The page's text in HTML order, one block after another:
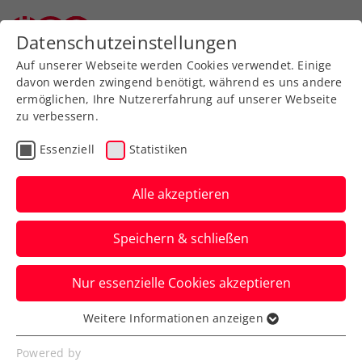
Zurück zur Newsübersicht
Turniere
Generali Open Kitzbühel:
Erster ATP-Sieg für
Misolic beim Kitz-Debüt,
auch Rodionov weiter
Für Letzteren ist es ebenfalls das erste
Hauptfeld-Erfolgserlebnis beim ATP-250-
Turnier in Tirol.
Datenschutzeinstellungen
Auf unserer Webseite werden Cookies verwendet. Einige
davon werden zwingend benötigt, während es uns andere
ermöglichen, Ihre Nutzererfahrung auf unserer Webseite
zu verbessern.
Essenziell Statistiken
Alle akzeptieren
Speichern & schließen
Nur essenzielle Cookies akzeptieren
Essenziell
Essenzielle Cookies werden für grundlegende
Weitere Informationen anzeigen
Powered by